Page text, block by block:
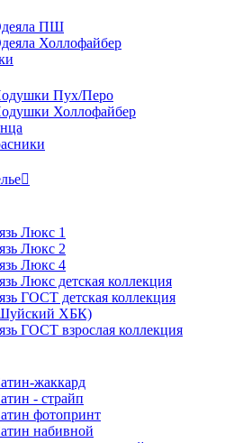
ПШ
Холлофайбер
Пух/Перо
Холлофайбер

Люкс 1
Люкс 2
Люкс 4
Люкс детская коллекция
ГОСТ детская коллекция
ХБК)
ГОСТ взрослая коллекция
жаккард
- страйп
фотопринт
набивной